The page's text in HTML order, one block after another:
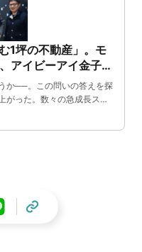
1坪の不動産」。モ
アイビーアイ金子健
の条件】| FastGrow
か──。この問いの答えを探
がった。数々の急成長スタ
・手嶋浩己氏が、注目す
。アイビーアイは、不動産